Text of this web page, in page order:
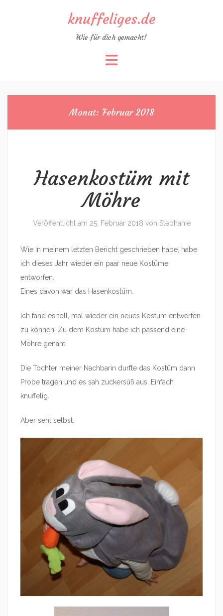
knuffeliges.de
Wie für dich gemacht!
Monat: Februar 2018
Hasenkostüm mit
Möhre
Veröffentlicht am 25. Februar 2018 von Stephanie
Wie in meinem letzten Bericht geschrieben habe, habe
ich dieses Jahr wieder ein paar neue Kostüme
entworfen.
Eines davon war das Hasenkostüm.
Ich fand es toll, mal wieder ein neues Kostüm entwerfen
zu können. Zu dem Kostüm habe ich passend eine
Möhre genäht.
Die Tochter meiner Nachbarin durfte das Kostüm dann
Probe tragen und es sah zuckersüß aus. Einfach
knuffelig.
Aber seht selbst.